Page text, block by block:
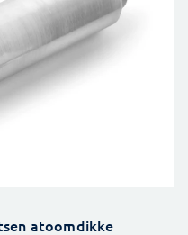
atoomdikke